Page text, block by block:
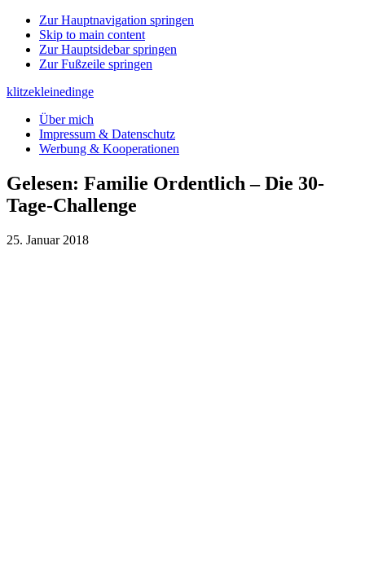
Zur Hauptnavigation springen
Skip to main content
Zur Hauptsidebar springen
Zur Fußzeile springen
klitzekleinedinge
Über mich
Impressum & Datenschutz
Werbung & Kooperationen
Gelesen: Familie Ordentlich – Die 30-
Tage-Challenge
25. Januar 2018